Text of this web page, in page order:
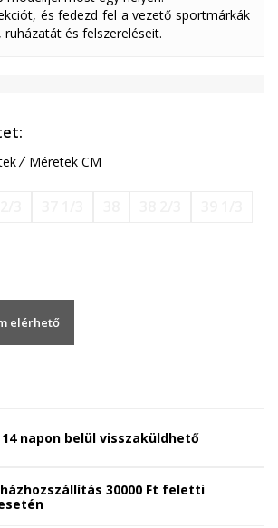
és fedezd fel a vezető sportmárkák
ruházatát és felszereléseit.
Méretek CM
elérhető
napon belül visszaküldhető
30000 Ft feletti